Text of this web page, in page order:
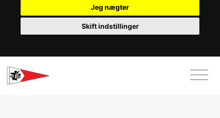
Jeg nægter
Skift indstillinger